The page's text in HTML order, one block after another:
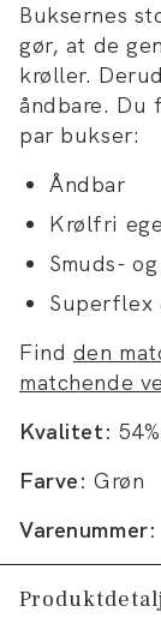
Buksernes
gør, at de
krøller.
åndbare. Du
par bukser:
Åndbar
Krølfri
Smuds-
Superflex
Find den
matchende
Kvalitet:
Farve: Grøn
Varenummer: